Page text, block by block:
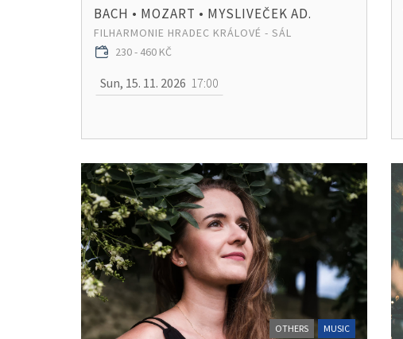
BACH • MOZART • MYSLIVEČEK AD.
FILHARMONIE HRADEC KRÁLOVÉ - SÁL
230 - 460 KČ
Sun, 15. 11. 2026 17:00
OTHERS MUSIC